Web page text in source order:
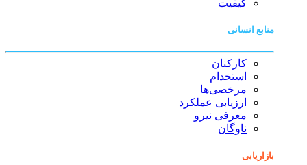
کیفیت
منابع انسانی
کارکنان
استخدام
مرخصی‌ها
ارزیابی عملکرد
معرفی نیرو
ناوگان
بازاریابی